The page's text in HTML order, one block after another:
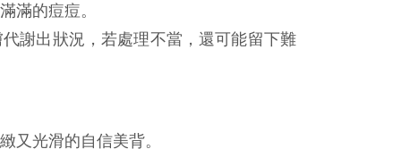
滿的痘痘。
謝出狀況，若處理不當，還可能留下難
又光滑的自信美背。